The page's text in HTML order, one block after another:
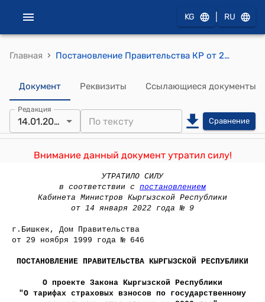
KG RU
Главная › Постановление Правительства КР от 29 ноября 1999 года № 646 "О проекте Закона Кыргызской Республики "О тарифах страховых взносов по государственному социальному страхованию на 2000 год"
Документ Реквизиты Ссылающиеся документы
Редакция
14.01.2022 Сравнение
Внимание данный документ утратил силу!